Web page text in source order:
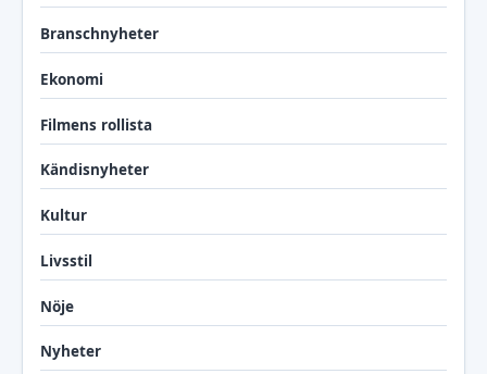
Branschnyheter
Ekonomi
Filmens rollista
Kändisnyheter
Kultur
Livsstil
Nöje
Nyheter